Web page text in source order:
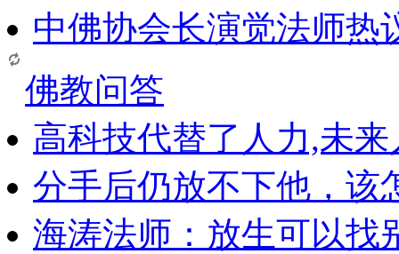
中佛协会长演觉法师热
佛教问答
高科技代替了人力,未
分手后仍放不下他，该
海涛法师：放生可以找